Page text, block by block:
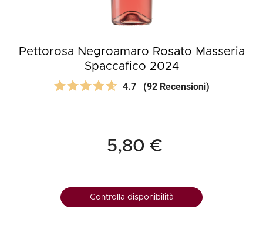
Pettorosa Negroamaro Rosato Masseria
Spaccafico 2024
4.7 (92 Recensioni)
5,80 €
Controlla disponibilità